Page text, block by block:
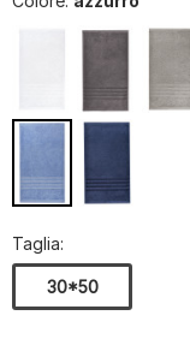
Taglia:
30*50